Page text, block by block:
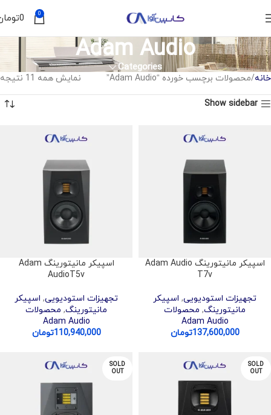
0
0
Adam Audio
Categories
خانه محصولات برچسب خورده “Adam Audio” نمایش همه 11 نتیجه
Show sidebar
اسپیکر مانیتورینگ Adam Audio
T7v
تجهیزات استودیویی, اسپیکر
مانیتورینگ, محصولات
Adam Audio
137,600,000تومان
اسپیکر مانیتورینگ Adam
AudioT5v
تجهیزات استودیویی, اسپیکر
مانیتورینگ, محصولات
Adam Audio
110,940,000تومان
SOLD
OUT
SOLD
OUT